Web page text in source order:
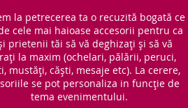
la petrecerea ta o recuzită bogată ce
cele mai haioase accesorii pentru ca
prietenii tăi să vă deghizați și să vă
la maxim (ochelari, pălării, peruci,
mustăți, căști, mesaje etc). La cerere,
se pot personaliza in funcție de
tema evenimentului.